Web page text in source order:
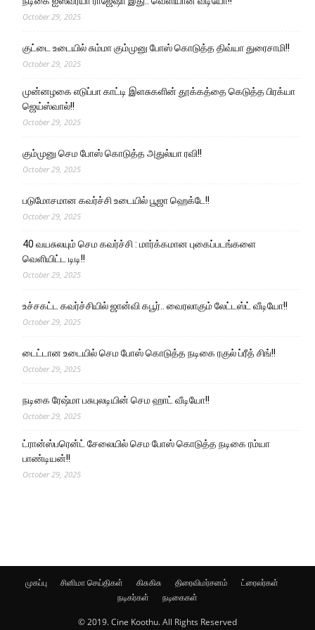
October 29, 2025
குட்டை உடையில் சும்மா கும்முனு போஸ் கொடுத்த திவ்யா துரைசாமி!!
October 29, 2025
முன்னழகை எடுப்பா காட்டி இளசுகளின் தூக்கத்தை கெடுத்த பிரக்யா
ஜெய்ஸ்வால்!!
October 29, 2025
கும்முனு செம போஸ் கொடுத்த அதுல்யா ரவி!!
October 29, 2025
படுமோசமான கவர்ச்சி உடையில் பூஜா ஹெக்டே!!
October 29, 2025
40 வயசுலயும் செம கவர்ச்சி : மார்க்கமான புகைப்படங்களை
வெளியிட்ட டிடி!!
October 29, 2025
உச்சகட்ட கவர்ச்சியில் ஜான்வி கபூர்.. வைரலாகும் லேட்டஸ்ட் வீடியோ!!
October 29, 2025
டைட்டான உடையில் செம போஸ் கொடுத்த நடிகை ரகுல் ப்ரீத் சிங்!!
October 29, 2025
நடிகை ரேஷ்மா பசுபுலடியின் செம ஹாட் வீடியோ!!
October 29, 2025
ட்ரான்ஸ்பரென்ட் சேலையில் செம போஸ் கொடுத்த நடிகை ரம்யா
பாண்டியன்!!
October 29, 2025
முகப்பு சினிமா செய்திகள் கிசுகிசு திரைவிமர்சனம்
ட்ரைலர்கள்
நடிகர்கள்
நடிகைகள்
© 2019. Cine Koothu. All Rights Reserved